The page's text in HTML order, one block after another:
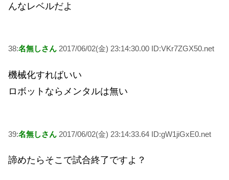
んなレベルだよ
38:名無しさん 2017/06/02(金) 23:14:30.00 ID:VKr7ZGX50.net
機械化すればいい
ロボットならメンタルは無い
39:名無しさん 2017/06/02(金) 23:14:33.64 ID:gW1jiGxE0.net
諦めたらそこで試合終了ですよ？